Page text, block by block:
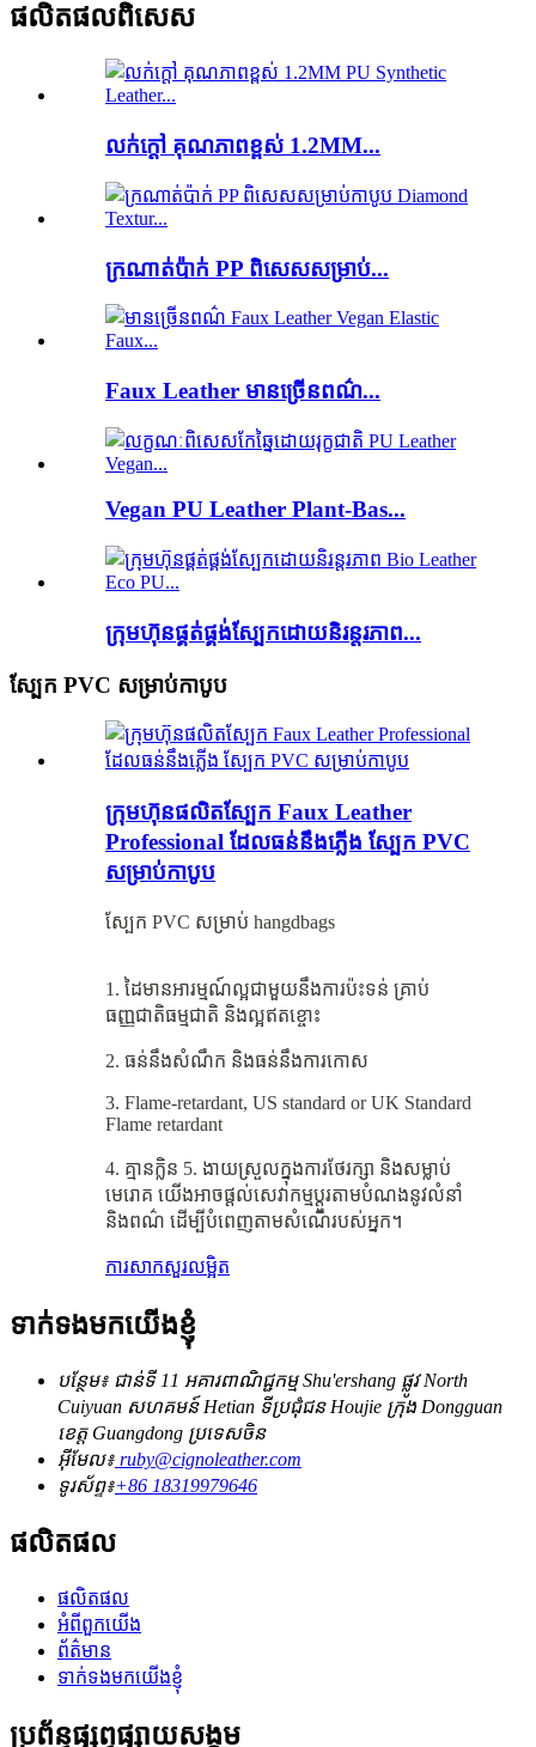
ផលិតផលពិសេស
លក់ក្តៅ គុណភាពខ្ពស់ 1.2MM...
ក្រណាត់ប៉ាក់ PP ពិសេសសម្រាប់...
Faux Leather មានច្រើនពណ៌...
Vegan PU Leather Plant-Bas...
ក្រុមហ៊ុនផ្គត់ផ្គង់ស្បែកដោយនិរន្តរភាព...
ស្បែក PVC សម្រាប់កាបូប
ក្រុមហ៊ុនផលិតស្បែក Faux Leather
Professional ដែលធន់នឹងភ្លើង ស្បែក PVC
សម្រាប់កាបូប
ស្បែក PVC សម្រាប់ hangdbags
1. ដៃមានអារម្មណ៍ល្អជាមួយនឹងការប៉ះទន់ គ្រាប់
ធញ្ញជាតិធម្មជាតិ និងល្អឥតខ្ចោះ
2. ធន់នឹងសំណឹក និងធន់នឹងការកោស
3. Flame-retardant, US standard or UK Standard
Flame retardant
4. គ្មានក្លិន 5. ងាយស្រួលក្នុងការថែរក្សា និងសម្លាប់
មេរោគ យើងអាចផ្តល់សេវាកម្មប្ដូរតាមបំណងនូវលំនាំ
និងពណ៌ ដើម្បីបំពេញតាមសំណើរបស់អ្នក។
ការសាកសួរលម្អិត
ទាក់ទងមកយើងខ្ញុំ
បន្ថែម៖ ជាន់ទី 11 អគារពាណិជ្ជកម្ម Shu'ershang ផ្លូវ North
Cuiyuan សហគមន៍ Hetian ទីប្រជុំជន Houjie ក្រុង Dongguan
ខេត្ត Guangdong ប្រទេសចិន
អ៊ីមែល៖ ruby@cignoleather.com
ទូរស័ព្ទ៖+86 18319979646
ផលិតផល
ផលិតផល
អំពីពួកយើង
ព័ត៌មាន
ទាក់ទងមកយើងខ្ញុំ
ប្រព័ន្ធផ្សព្វផ្សាយសង្គម